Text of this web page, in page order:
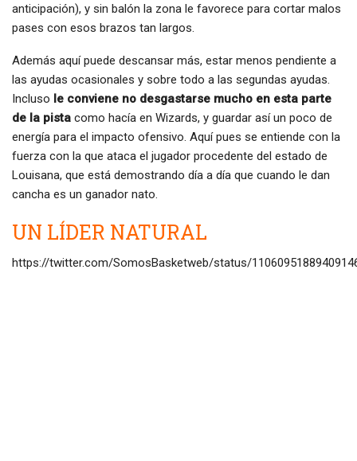
anticipación), y sin balón la zona le favorece para cortar malos
pases con esos brazos tan largos.
Además aquí puede descansar más, estar menos pendiente a
las ayudas ocasionales y sobre todo a las segundas ayudas.
Incluso le conviene no desgastarse mucho en esta parte
de la pista como hacía en Wizards, y guardar así un poco de
energía para el impacto ofensivo. Aquí pues se entiende con la
fuerza con la que ataca el jugador procedente del estado de
Louisana, que está demostrando día a día que cuando le dan
cancha es un ganador nato.
UN LÍDER NATURAL
https://twitter.com/SomosBasketweb/status/